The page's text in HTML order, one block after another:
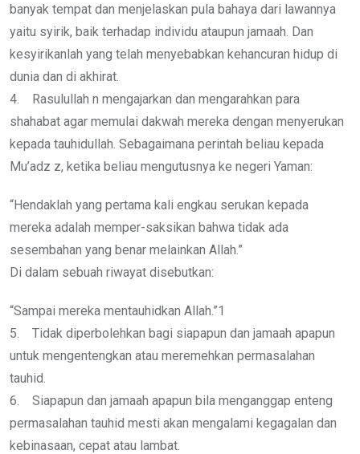
banyak tempat dan menjelaskan pula bahaya dari lawannya
yaitu syirik, baik terhadap individu ataupun jamaah. Dan
kesyirikanlah yang telah menyebabkan kehancuran hidup di
dunia dan di akhirat.
4. Rasulullah n mengajarkan dan mengarahkan para
shahabat agar memulai dakwah mereka dengan menyerukan
kepada tauhidullah. Sebagaimana perintah beliau kepada
Mu’adz z, ketika beliau mengutusnya ke negeri Yaman:
“Hendaklah yang pertama kali engkau serukan kepada
mereka adalah memper-saksikan bahwa tidak ada
sesembahan yang benar melainkan Allah.”
Di dalam sebuah riwayat disebutkan:
“Sampai mereka mentauhidkan Allah.”1
5. Tidak diperbolehkan bagi siapapun dan jamaah apapun
untuk mengentengkan atau meremehkan permasalahan
tauhid.
6. Siapapun dan jamaah apapun bila menganggap enteng
permasalahan tauhid mesti akan mengalami kegagalan dan
kebinasaan, cepat atau lambat.